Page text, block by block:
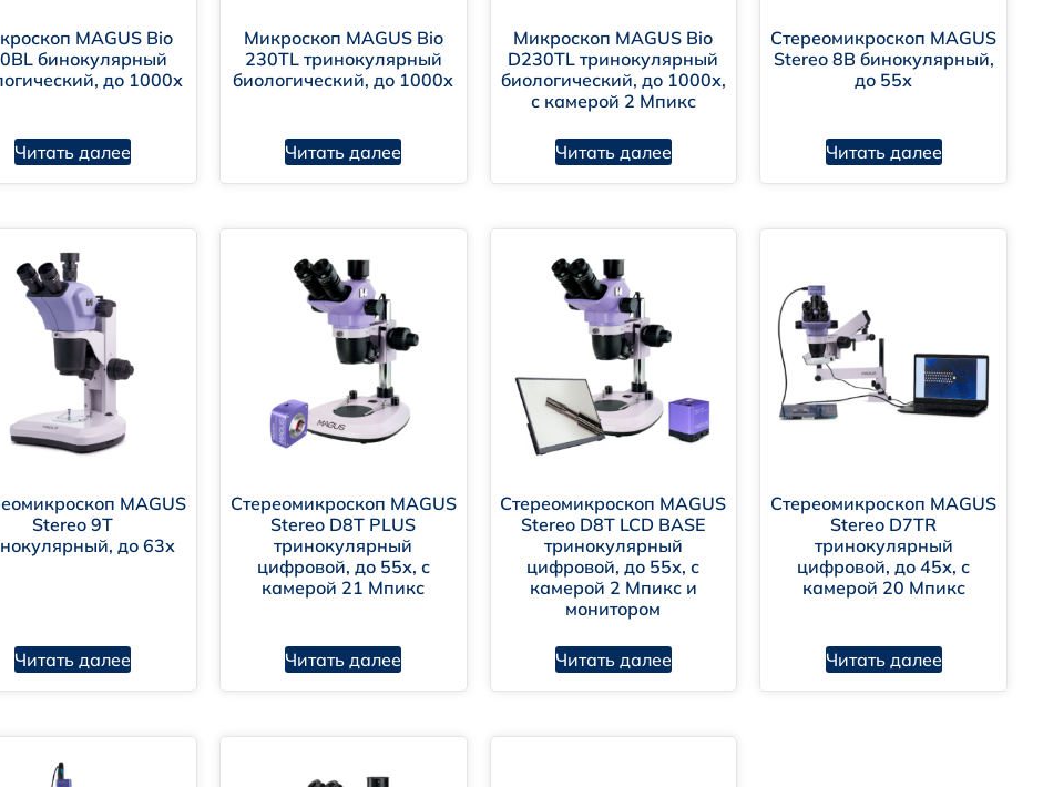
Биологические микроскопы (серия BIO).
Металлографические (серия METAL).
Люминесцентные (серия LUM).
Поляризационные (серия POL).
Стереоскопические (серия STEREO).
обучения, рутинных лабораторных работ или начального уровня
MAGUS Bio
бинокулярный
до 1000х
Читать далее
Микроскоп MAGUS Bio
230TL тринокулярный
биологический, до 1000х
Читать далее
Микроскоп MAGUS Bio
D230TL тринокулярный
биологический, до 1000х,
с камерой 2 Мпикс
Читать далее
Стереомикроскоп MAGUS
Stereo 8B бинокулярный,
до 55х
Читать далее
MAGUS
Stereo 9T
до 63х
Читать далее
Стереомикроскоп MAGUS
Stereo D8T PLUS
тринокулярный
цифровой, до 55х, с
камерой 21 Мпикс
Читать далее
Стереомикроскоп MAGUS
Stereo D8T LCD BASE
тринокулярный
цифровой, до 55х, с
камерой 2 Мпикс и
монитором
Читать далее
Стереомикроскоп MAGUS
Stereo D7TR
тринокулярный
цифровой, до 45х, с
камерой 20 Мпикс
Читать далее